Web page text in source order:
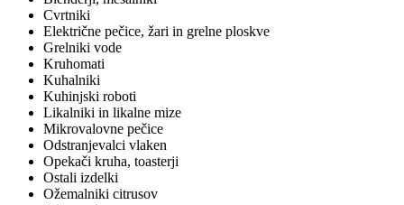
Cvrtniki
Električne pečice, žari in grelne ploskve
Grelniki vode
Kruhomati
Kuhalniki
Kuhinjski roboti
Likalniki in likalne mize
Mikrovalovne pečice
Odstranjevalci vlaken
Opekači kruha, toasterji
Ostali izdelki
Ožemalniki citrusov